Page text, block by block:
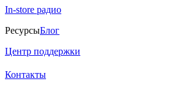
In-store радио
РесурсыБлог
Центр поддержки
Контакты